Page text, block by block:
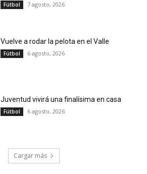
Fútbol 7 agosto, 2026
Vuelve a rodar la pelota en el Valle
Fútbol 6 agosto, 2026
Juventud vivirá una finalísima en casa
Fútbol 6 agosto, 2026
Cargar más